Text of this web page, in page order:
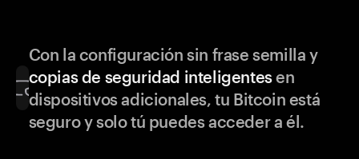
Con la configuración sin frase semilla y
copias de seguridad inteligentesen
dispositivos adicionales, tu Bitcoin está
seguro y solo tú puedes acceder a él.